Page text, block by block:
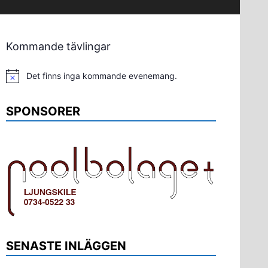
Kommande tävlingar
Notis Det finns inga kommande evenemang.
SPONSORER
SENASTE INLÄGGEN